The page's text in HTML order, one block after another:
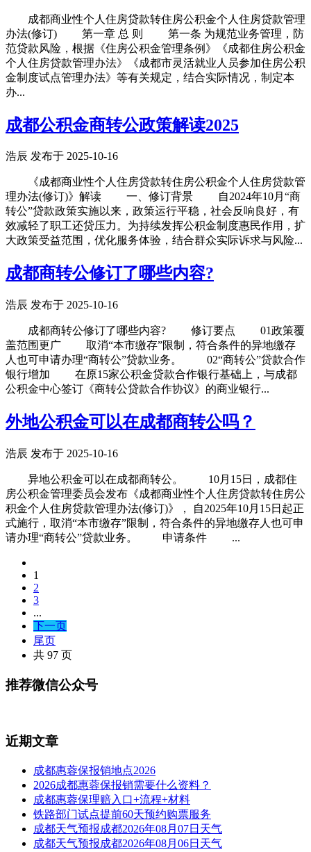
成都商业性个人住房贷款转住房公积金个人住房贷款管理
办法(修订) 第一章 总 则 第一条 为规范业务管理，防
范贷款风险，根据《住房公积金管理条例》《成都住房公积金
个人住房贷款管理办法》《成都市灵活就业人员参加住房公积
金制度试点管理办法》等有关规定，结合实际情况，制定本
办...
成都公积金商转公政策解读2025
浩辰 发布于 2025-10-16
《成都商业性个人住房贷款转住房公积金个人住房贷款管
理办法(修订)》解读 一、修订背景 自2024年10月“商
转公”贷款政策实施以来，政策运行平稳，社会反响良好，有
效减轻了职工还贷压力。为持续发挥公积金制度惠民作用，扩
大政策受益范围，优化服务体验，结合群众实际诉求与风险...
成都商转公修订了哪些内容?
浩辰 发布于 2025-10-16
成都商转公修订了哪些内容? 修订要点 01政策覆
盖范围更广 取消“本市缴存”限制，符合条件的异地缴存
人也可申请办理“商转公”贷款业务。 02“商转公”贷款合作
银行增加 在原15家公积金贷款合作银行基础上，与成都
公积金中心签订《商转公贷款合作协议》的商业银行...
外地公积金可以在成都商转公吗？
浩辰 发布于 2025-10-16
异地公积金可以在成都商转公。 10月15日，成都住
房公积金管理委员会发布《成都商业性个人住房贷款转住房公
积金个人住房贷款管理办法(修订)》， 自2025年10月15日起正
式施行，取消“本市缴存”限制，符合条件的异地缴存人也可申
请办理“商转公”贷款业务。 申请条件 ...
1
2
3
...
下一页
尾页
共 97 页
推荐微信公众号
近期文章
成都惠蓉保报销地点2026
2026成都惠蓉保报销需要什么资料？
成都惠蓉保理赔入口+流程+材料
铁路部门试点提前60天预约购票服务
成都天气预报成都2026年08月07日天气
成都天气预报成都2026年08月06日天气